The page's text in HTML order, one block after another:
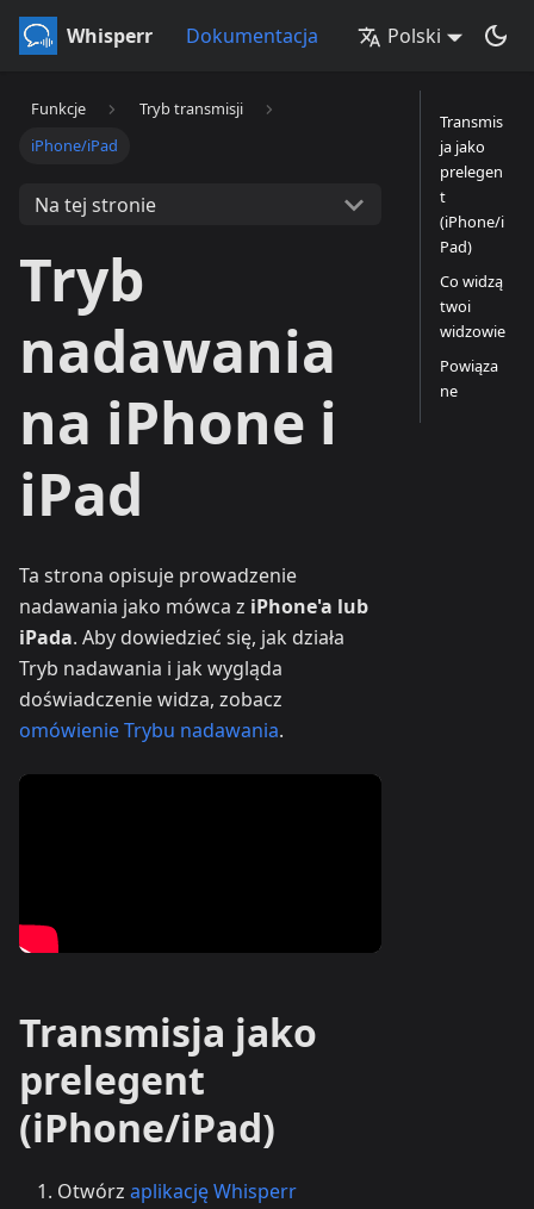
Whisperr Dokumentacja Polski
Funkcje
Tryb transmisji
iPhone/iPad
Na tej stronie
Tryb
nadawania
na iPhone i
iPad
Ta strona opisuje prowadzenie
nadawania jako mówca z iPhone'a lub
iPada. Aby dowiedzieć się, jak działa
Tryb nadawania i jak wygląda
doświadczenie widza, zobacz
omówienie Trybu nadawania.
Transmisja jako
prelegent
(iPhone/iPad)
Otwórz aplikację Whisperr
Transmis
ja jako
prelegen
t
(iPhone/i
Pad)
Co widzą
twoi
widzowie
Powiąza
ne